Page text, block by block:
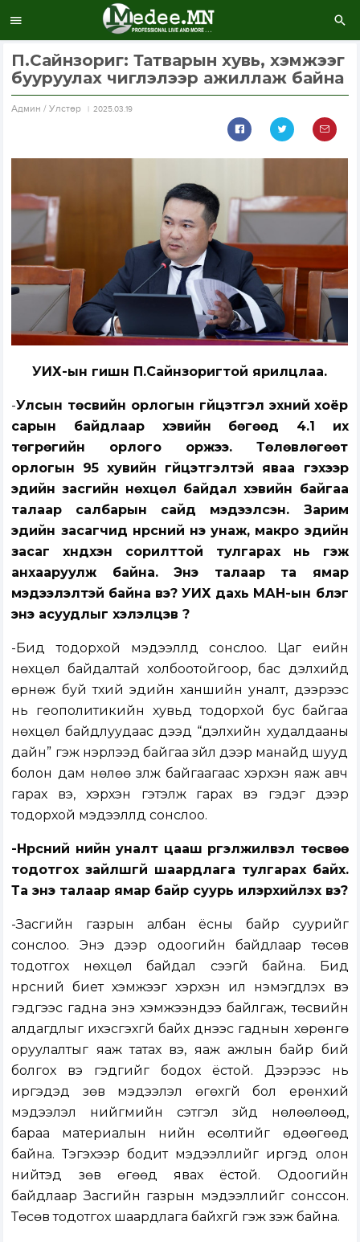
П.Сайнзориг: Татварын хувь, хэмжээг
бууруулах чиглэлээр ажиллаж байна
Aдмин / Улстөр 2025.03.19
УИХ-ын гишүүн П.Сайнзоригтой ярилцлаа.
-Улсын төсвийн орлогын гүйцэтгэл эхний хоёр
сарын байдлаар хэвийн бөгөөд 4.1 их
төгрөгийн орлого оржээ. Төлөвлөгөөт
орлогын 95 хувийн гүйцэтгэлтэй яваа гэхээр
эдийн засгийн нөхцөл байдал хэвийн байгаа
талаар салбарын сайд мэдээлсэн. Зарим
эдийн засагчид нүүрсний үнэ унаж, макро эдийн
засаг хүндхэн сорилттой тулгарах нь гэж
анхааруулж байна. Энэ талаар та ямар
мэдээлэлтэй байна вэ? УИХ дахь МАН-ын бүлэг
энэ асуудлыг хэлэлцэв үү?
-Бид тодорхой мэдээллүүд сонслоо. Цаг үеийн
нөхцөл байдалтай холбоотойгоор, бас дэлхийд
өрнөж буй түүхий эдийн ханшийн уналт, дээрээс
нь геополитикийн хувьд тодорхой бус байгаа
нөхцөл байдлуудаас үүдээд “дэлхийн худалдааны
дайн” гэж нэрлээд байгаа зүйл дээр манайд шууд
болон дам нөлөө үзүүлж байгаагаас хэрхэн яаж авч
гарах вэ, хэрхэн гэтэлж гарах вэ гэдэг дээр
тодорхой мэдээллүүд сонслоо.
-Нүүрсний үнийн уналт цааш үргэлжилвэл төсвөө
тодотгох зайлшгүй шаардлага тулгарах байх.
Та энэ талаар ямар байр суурь илэрхийлэх вэ?
-Засгийн газрын албан ёсны байр суурийг
сонслоо. Энэ дээр одоогийн байдлаар төсөв
тодотгох нөхцөл байдал үүсээгүй байна. Бид
нүүрсний биет хэмжээг хэрхэн илүү нэмэгдүүлэх вэ
гэдгээс гадна энэ хэмжээндээ байлгаж, төсвийн
алдагдлыг ихэсгэхгүй байх үүднээс гаднын хөрөнгө
оруулалтыг яаж татах вэ, яаж ажлын байр бий
болгох вэ гэдгийг бодох ёстой. Дээрээс нь
иргэдэд зөв мэдээлэл өгөхгүй бол ерөнхий
мэдээлэл нийгмийн сэтгэл зүйд нөлөөлөөд,
бараа материалын үнийн өсөлтийг өдөөгөөд
байна. Тэгэхээр бодит мэдээллийг иргэд олон
нийтэд зөв өгөөд явах ёстой. Одоогийн
байдлаар Засгийн газрын мэдээллийг сонссон.
Төсөв тодотгох шаардлага байхгүй гэж үзэж байна.